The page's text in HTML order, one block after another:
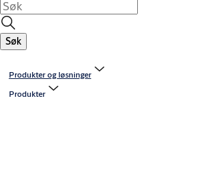
Søk
Produkter og løsninger
Produkter